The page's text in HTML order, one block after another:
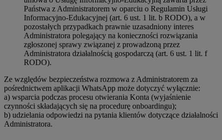
Państwa z Administratorem w oparciu o Regulamin Usługi
Informacyjno-Edukacyjnej (art. 6 ust. 1 lit. b RODO), a w
pozostałych przypadkach prawnie uzasadniony interes
Administratora polegający na konieczności rozwiązania
zgłoszonej sprawy związanej z prowadzoną przez
Administratora działalnością gospodarczą (art. 6 ust. 1 lit. f
RODO).
Ze względów bezpieczeństwa rozmowa z Administratorem za
pośrednictwem aplikacji WhatsApp może dotyczyć wyłącznie:
a) wsparcia podczas procesu otwierania Konta (wyjaśnienie
czynności składających się na procedurę onboardingu);
b) udzielania odpowiedzi na pytania klientów dotyczące działalności
Administratora.